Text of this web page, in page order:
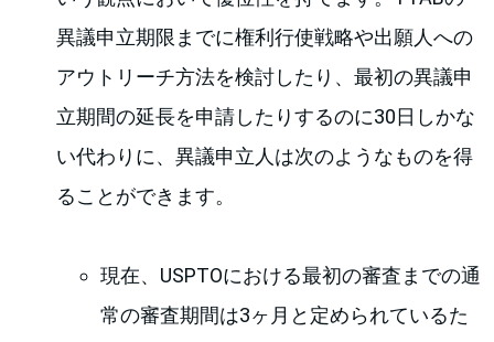
異議申立期限までに権利行使戦略や出願人への
アウトリーチ方法を検討したり、最初の異議申
立期間の延長を申請したりするのに30日しかな
い代わりに、異議申立人は次のようなものを得
ることができます。
現在、USPTOにおける最初の審査までの通
常の審査期間は3ヶ月と定められているた